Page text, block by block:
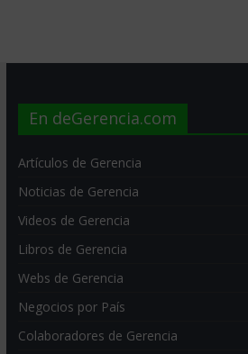
En deGerencia.com
Artículos de Gerencia
Noticias de Gerencia
Videos de Gerencia
Libros de Gerencia
Webs de Gerencia
Negocios por País
Colaboradores de Gerencia